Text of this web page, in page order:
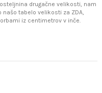
drugačne velikosti, nam
tabelo velikosti za ZDA,
iz centimetrov v inče.